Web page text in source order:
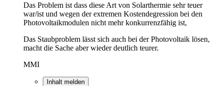
Das Problem ist dass diese Art von Solarthermie sehr teuer
war/ist und wegen der extremen Kostendegression bei den
Photovoltaikmodulen nicht mehr konkurrenzfähig ist,
Das Staubproblem lässt sich auch bei der Photovoltaik lösen,
macht die Sache aber wieder deutlich teurer.
MMI
Inhalt melden